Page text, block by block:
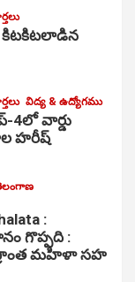
కిటకిటలాడిన
విద్య & ఉద్యోగము
4లో వార్డు
హరీష్
:
గొప్పది :
మహిళా సహ